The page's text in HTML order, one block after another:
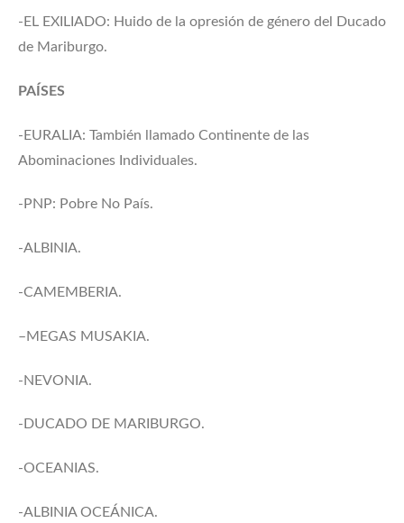
-EL EXILIADO: Huido de la opresión de género del Ducado
de Mariburgo.
PAÍSES
-EURALIA: También llamado Continente de las
Abominaciones Individuales.
-PNP: Pobre No País.
-ALBINIA.
-CAMEMBERIA.
–MEGAS MUSAKIA.
-NEVONIA.
-DUCADO DE MARIBURGO.
-OCEANIAS.
-ALBINIA OCEÁNICA.